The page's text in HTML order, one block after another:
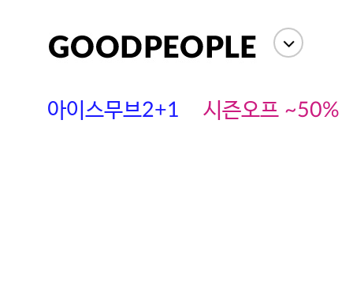
아이스무브2+1 시즌오프 ~50%